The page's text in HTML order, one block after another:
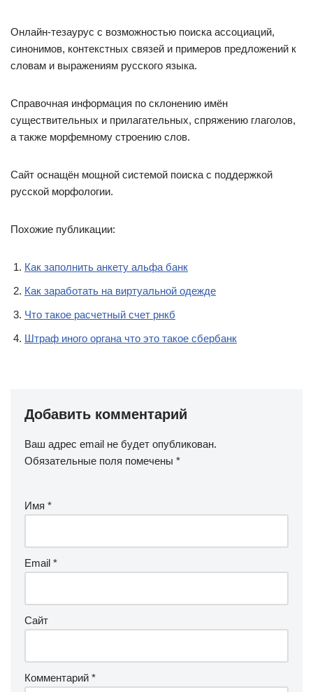
Онлайн-тезаурус с возможностью поиска ассоциаций,
синонимов, контекстных связей и примеров предложений к
словам и выражениям русского языка.
Справочная информация по склонению имён
существительных и прилагательных, спряжению глаголов,
а также морфемному строению слов.
Сайт оснащён мощной системой поиска с поддержкой
русской морфологии.
Похожие публикации:
Как заполнить анкету альфа банк
Как заработать на виртуальной одежде
Что такое расчетный счет рнкб
Штраф иного органа что это такое сбербанк
Добавить комментарий
Ваш адрес email не будет опубликован.
Обязательные поля помечены *
Имя *
Email *
Сайт
Комментарий *